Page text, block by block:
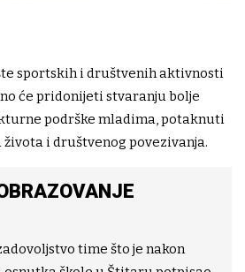
sportskih i društvenih aktivnosti
će pridonijeti stvaranju bolje
podrške mladima, potaknuti
i društvenog povezivanja.
time što je nakon